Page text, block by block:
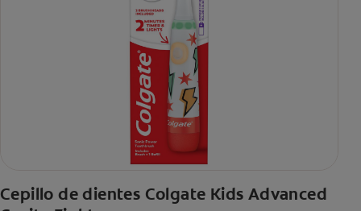
Cepillo de dientes Colgate Kids Advanced